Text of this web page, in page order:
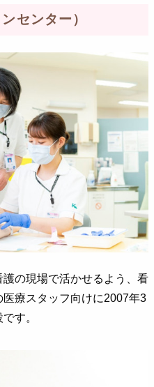
センター）
の現場で活かせるよう、看
療スタッフ向けに2007年3
す。